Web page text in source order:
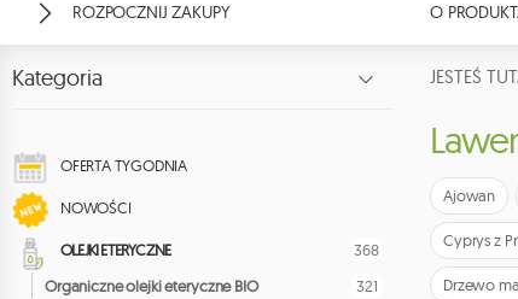
ROZPOCZNIJ ZAKUPY O
Kategoria
OFERTA TYGODNIA
NOWOŚCI
OLEJKI ETERYCZNE
368
Organiczne olejki eteryczne BIO
321
JESTEŚ
Ajowan
Cyprys z
Drzewo